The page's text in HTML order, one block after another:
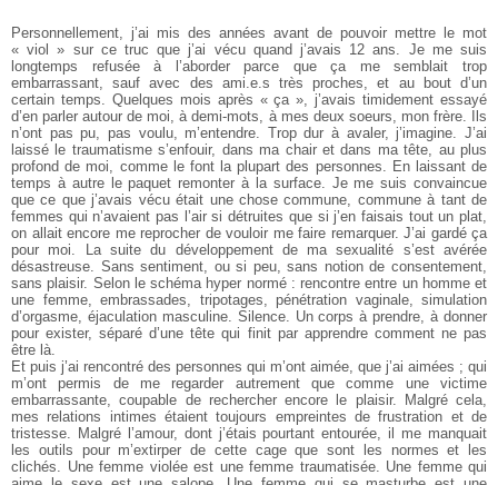
Personnellement, j’ai mis des années avant de pouvoir mettre le mot
« viol » sur ce truc que j’ai vécu quand j’avais 12 ans. Je mesuis
longtemps refusée à l’aborder parce que ça me semblait trop
embarrassant,
sauf avec des ami.e.s très proches, et au bout d’un
certain temps. Quelques mois après « ça », j’avais timidement essayé
d’en parler autour de moi, à demi-mots, à mes deux soeurs, mon frère. Ils
n’ont pas pu, pas voulu, m’entendre. Trop dur à avaler, j’imagine. J’ai
laissé le traumatisme s’enfouir, dans ma chair et dans ma tête, au plus
profond de moi, comme le font la plupart des personnes. En laissantde
temps à autre le paquet remonter à la surface. Je me suis convaincue
que ce que j’avais vécu était une chose commune, commune à tantde
femmes qui n’avaient pas l’air si détruites que si j’en faisais tout un plat,
on allait encore me reprocher de vouloir me faire remarquer. J’ai gardé ça
pour moi. La suite du développement de ma sexualité s’estavérée
désastreuse. Sans sentiment, ou si peu, sans notion de consentement,
sans plaisir. Selon le schéma hyper normé : rencontre entre un homme et
une femme, embrassades, tripotages, pénétration vaginale,
simulation
d’orgasme, éjaculation masculine. Silence. Un corps à prendre, à donner
pour exister, séparé d’une tête qui finit par apprendrecomment ne pas
être là.
Et puis j’ai rencontré des personnes qui m’ont aimée, que j’ai aimées ; qui
m’ont permis de me regarder autrement que comme une victime
embarrassante, coupable de rechercher encore le plaisir. Malgrécela,
mes relations intimes étaient toujours empreintes de frustration et de
tristesse. Malgré l’amour, dont j’étais pourtant entourée, il me manquait
les outils pour m’extirper de cette cage que sont les normes et les
clichés. Une femme violée est une femme traumatisée. Une femme qui